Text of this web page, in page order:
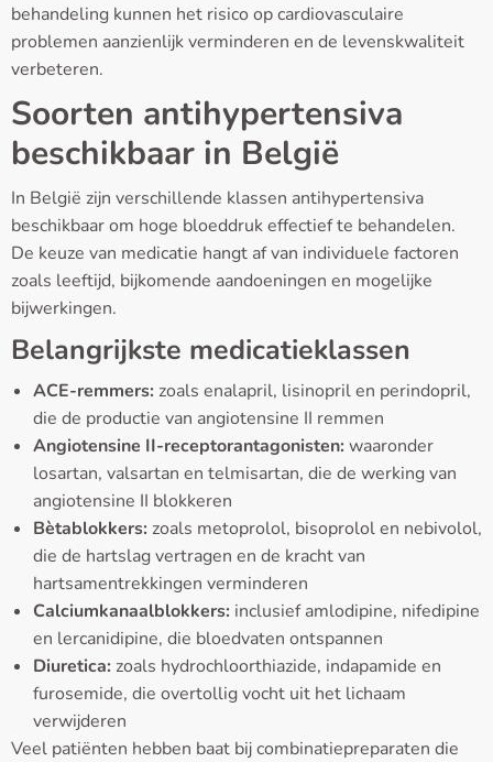
behandeling kunnen het risico op cardiovasculaire
problemen aanzienlijk verminderen en de levenskwaliteit
verbeteren.
Soorten antihypertensiva
beschikbaar in België
In België zijn verschillende klassen antihypertensiva
beschikbaar om hoge bloeddruk effectief te behandelen.
De keuze van medicatie hangt af van individuele factoren
zoals leeftijd, bijkomende aandoeningen en mogelijke
bijwerkingen.
Belangrijkste medicatieklassen
ACE-remmers: zoals enalapril, lisinopril en perindopril,
die de productie van angiotensine II remmen
Angiotensine II-receptorantagonisten: waaronder
losartan, valsartan en telmisartan, die de werking van
angiotensine II blokkeren
Bètablokkers: zoals metoprolol, bisoprolol en nebivolol,
die de hartslag vertragen en de kracht van
hartsamentrekkingen verminderen
Calciumkanaalblokkers: inclusief amlodipine, nifedipine
en lercanidipine, die bloedvaten ontspannen
Diuretica: zoals hydrochloorthiazide, indapamide en
furosemide, die overtollig vocht uit het lichaam
verwijderen
Veel patiënten hebben baat bij combinatiepreparaten die